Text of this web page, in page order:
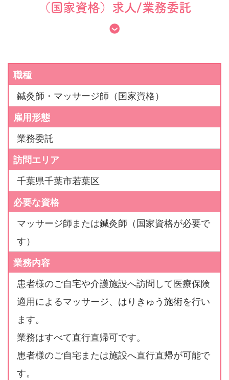
（国家資格）求人/業務委託
職種
鍼灸師・マッサージ師（国家資格）
雇用形態
業務委託
訪問エリア
千葉県千葉市若葉区
必要な資格
マッサージ師または鍼灸師（国家資格が必要で
す）
業務内容
患者様のご自宅や介護施設へ訪問して医療保険
適用によるマッサージ、はりきゅう施術を行い
ます。
業務はすべて直行直帰可です。
患者様のご自宅または施設へ直行直帰が可能で
す。